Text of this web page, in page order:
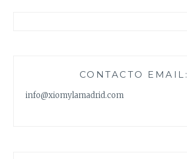
CONTACTO EMAIL:
info@xiomylamadrid.com